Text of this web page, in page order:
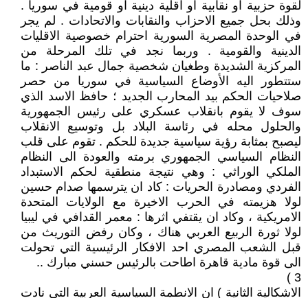
لقوة حزبية او نقابية او اقلية دينية او قومية في سوريا .
وذلك بحل جميع الاحزاب والنقابات والاتحادات . لم يجر
في الوحدة المصرية السورية احترام خصوصية الاقليات
الدينية والقومية . وربما نجد في تلك المرحلة من
المركزية الشديدة وطغيان شخصية جمال عبد الناصر : ما
ستتطور اليه الأوضاع السياسية في سوريا من حصر
صلاحيات الحكم بيد المحارب الجديد ؛ حافظ الاسد الذي
سوف لا يقوم بانقلاب عسكري على رئيس الجمهورية
والحلول محله في رئاسة البلاد بل وتوسيع الانقلاب
ليصبح بمثابة رؤية سياسية جديدة للحكم . تقوم على قلب
النظام السياسي الجمهوري برمته والعودة الى النظام
الملكي الوراثي : وهي نتيجة منطقية لحكم الاستبداد
الفردي ومصادرة الحريات : كاد ان يترسمها صدام حسين
لولا هزيمته في الحرب الاخيرة مع الولايات المتحدة
الامريكية ، وكاد ان يقتفي اثرها : معمر القدافي في ليبيا
لولا ثورة الربيع العربي هناك ، وكان رفض التوريث من
قبل الشعب المصري احد الافكار الرئيسية التي تحولت
الى قوة مادية قاهرة اطاحت بالرئيس حسني مبارك ..
3 )
‎الاشكالية الثانية ) ان الانطمة السياسية العربية التي نادت